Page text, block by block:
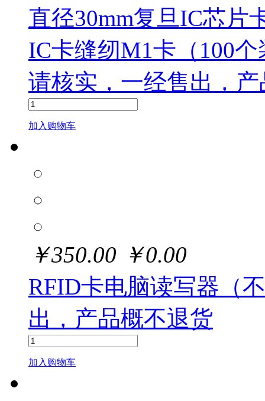
直径30mm复旦IC芯片
IC卡缝纫M1卡（100
请核实，一经售出，
加入购物车
￥350.00 ￥0.00
RFID卡电脑读写器（
出，产品概不退货
加入购物车